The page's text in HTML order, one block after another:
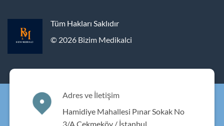
Tüm Hakları Saklıdır
© 2026 Bizim Medikalci
Adres ve İletişim
Hamidiye Mahallesi Pınar Sokak No
3/A Çekmeköy / İstanbul